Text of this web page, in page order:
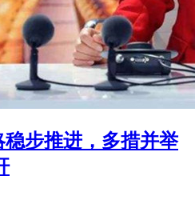
步推进，多措并举